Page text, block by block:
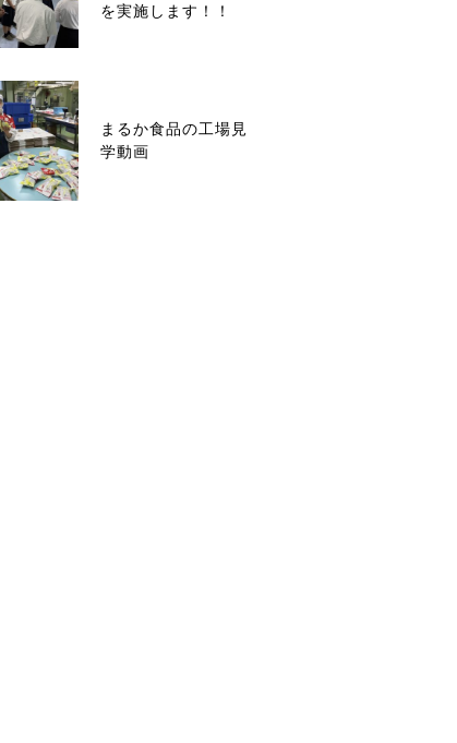
を実施します！！
まるか食品の工場見
学動画